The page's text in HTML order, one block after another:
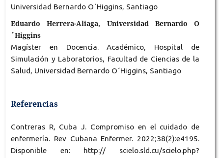
Universidad Bernardo O´Higgins, Santiago
Eduardo Herrera-Aliaga, Universidad Bernardo O
´Higgins
Magíster en Docencia. Académico, Hospital de
Simulación y Laboratorios, Facultad de Ciencias de la
Salud, Universidad Bernardo O´Higgins, Santiago
Referencias
Contreras R, Cuba J. Compromiso en el cuidado de
enfermería. Rev Cubana Enfermer. 2022;38(2):e4195.
Disponible en: http:// scielo.sld.cu/scielo.php?